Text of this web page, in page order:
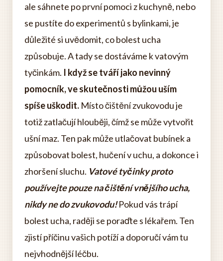
ale sáhnete po první pomoci z kuchyně, nebo
se pustíte do experimentů s bylinkami, je
důležité si uvědomit, co bolest ucha
způsobuje. A tady se dostáváme k vatovým
tyčinkám. I když se tváří jako nevinný
pomocník, ve skutečnosti můžou uším
spíše uškodit. Místo čištění zvukovodu je
totiž zatlačují hlouběji, čímž se může vytvořit
ušní maz. Ten pak může utlačovat bubínek a
způsobovat bolest, hučení v uchu, a dokonce i
zhoršení sluchu. Vatové tyčinky proto
používejte pouze na čištění vnějšího ucha,
nikdy ne do zvukovodu!Pokud vás trápí
bolest ucha, raději se poraďte s lékařem. Ten
zjistí příčinu vašich potíží a doporučí vám tu
nejvhodnější léčbu.